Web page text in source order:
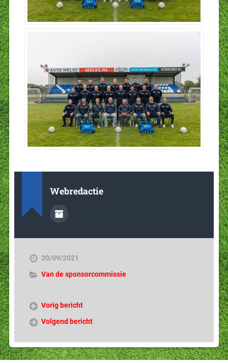
Webredactie
20/09/2021
Van de sponsorcommissie
Vorig bericht
Volgend bericht